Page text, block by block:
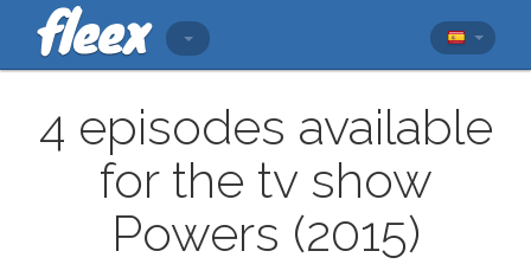
4 episodes available
for the tv show
Powers (2015)